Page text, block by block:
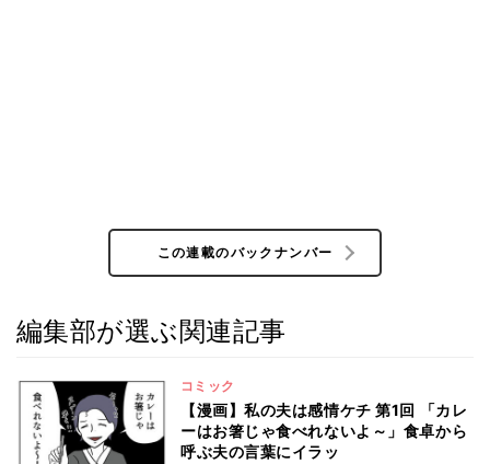
この連載のバックナンバー
編集部が選ぶ関連記事
コミック
【漫画】私の夫は感情ケチ 第1回 「カレ
ーはお箸じゃ食べれないよ～」食卓から
呼ぶ夫の言葉にイラッ